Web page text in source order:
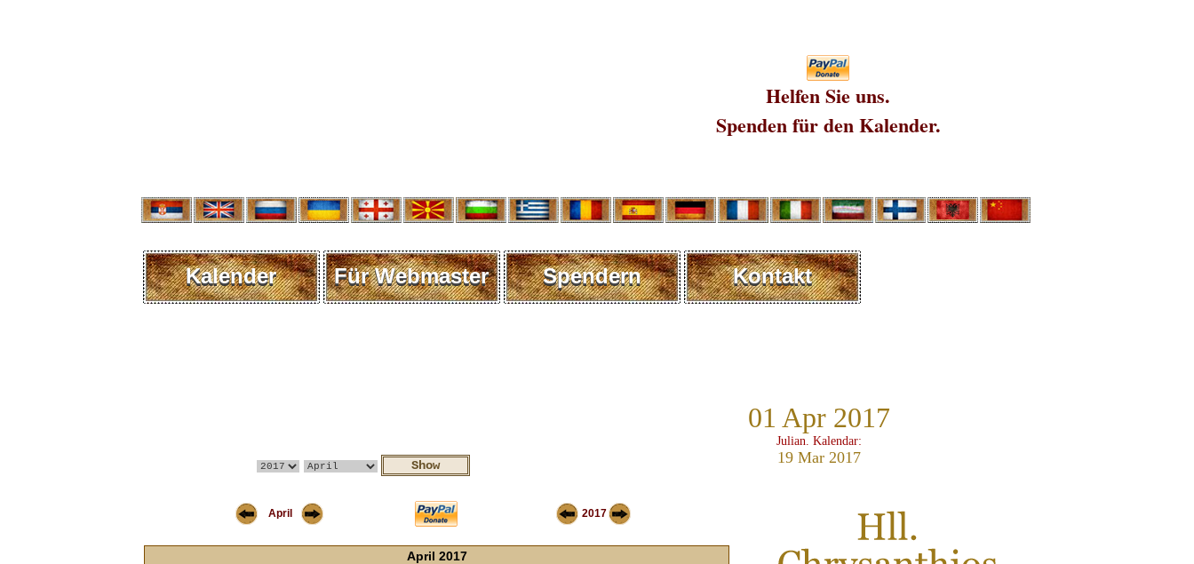
Helfen Sie uns.
Spenden für den Kalender.
Kalender Für Webmaster Spendern Kontakt
01 Apr 2017
Julian. Kalendar:
19 Mar 2017
April 2017
April 2017